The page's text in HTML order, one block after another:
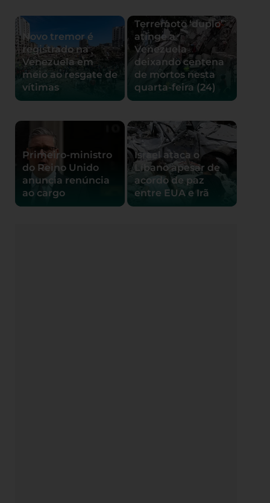
Novo tremor é
registrado na
Venezuela em
meio ao resgate de
vítimas
Terremoto ‘duplo’
atinge a
Venezuela
deixando centena
de mortos nesta
quarta-feira (24)
Primeiro-ministro
do Reino Unido
anuncia renúncia
ao cargo
Israel ataca o
Líbano apesar de
acordo de paz
entre EUA e Irã